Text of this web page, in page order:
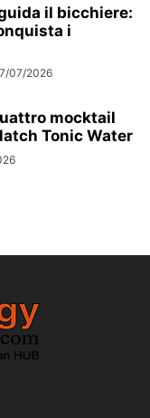
il bicchiere:
i
07/2026
mocktail
Tonic Water